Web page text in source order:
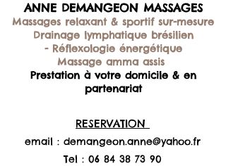
ANNE DEMANGEON MASSAGES
Massages relaxant & sportif sur-mesure
Drainage lymphatique brésilien
- Réflexologie énergétique
Massage amma assis
Prestation à votre domicile & en
partenariat
RESERVATION
email : demangeon.anne@yahoo.fr
Tel : 06 84 38 73 90